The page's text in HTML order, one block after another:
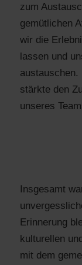
zum
gemütlichen
wir die
lassen und
stärkte den
unseres
Insgesamt
Erinnerung
kulturellen
mit dem